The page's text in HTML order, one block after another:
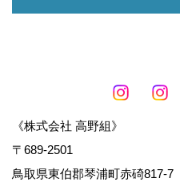
《株式会社 高野組》
〒689-2501
鳥取県東伯郡琴浦町赤碕817-7